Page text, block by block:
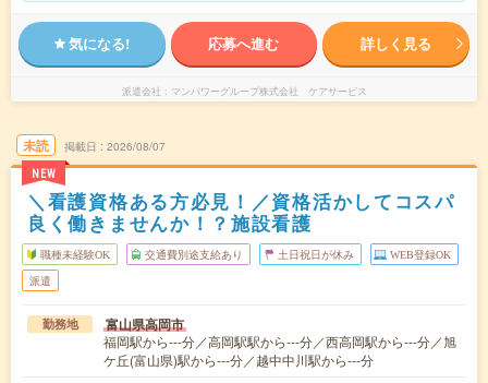
気になる! 応募へ進む 詳しく見る
派遣会社 マンパワーグループ株式会社 ケアサービス
未読
NEW
掲載日 2026/08/07
＼看護資格ある方必見！／資格活かしてコスパ
良く働きませんか！？施設看護
職種未経験OK 交通費別途支給あり 土日祝日が休み WEB登録OK
派遣
勤務地 富山県高岡市
福岡駅から---分／高岡駅駅から---分／西高岡駅から---分／旭
ケ丘(富山県)駅から---分／越中中川駅から---分